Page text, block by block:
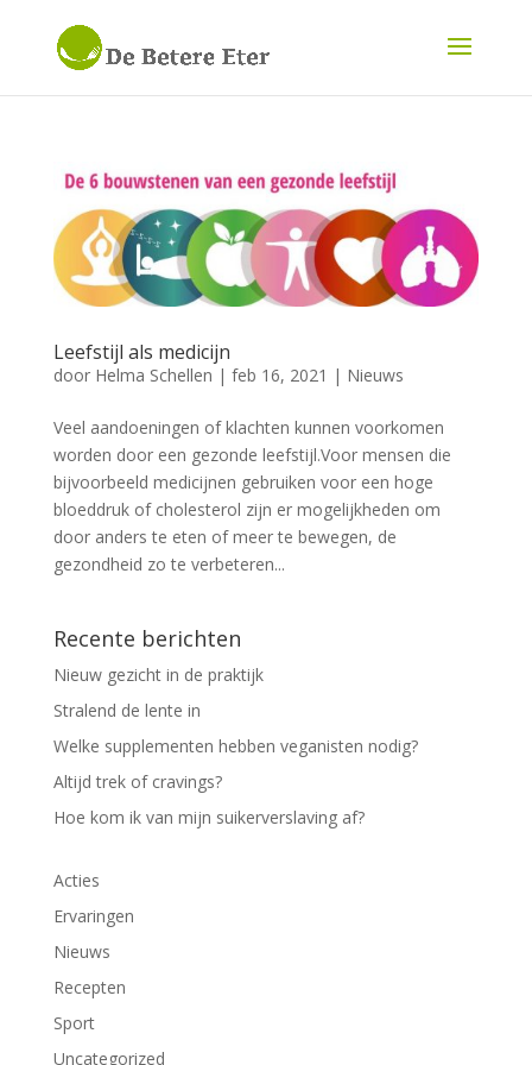
Leefstijl als medicijn
door Helma Schellen | feb 16, 2021 | Nieuws
Veel aandoeningen of klachten kunnen voorkomen
worden door een gezonde leefstijl.Voor mensen die
bijvoorbeeld medicijnen gebruiken voor een hoge
bloeddruk of cholesterol zijn er mogelijkheden om
door anders te eten of meer te bewegen, de
gezondheid zo te verbeteren...
Recente berichten
Nieuw gezicht in de praktijk
Stralend de lente in
Welke supplementen hebben veganisten nodig?
Altijd trek of cravings?
Hoe kom ik van mijn suikerverslaving af?
Acties
Ervaringen
Nieuws
Recepten
Sport
Uncategorized